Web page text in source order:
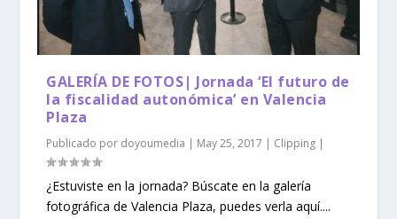
GALERÍA DE FOTOS| Jornada ‘El futuro de
la fiscalidad autonómica’ en Valencia
Plaza
Publicado por doyoumedia | May 25, 2017 | Clipping |
¿Estuviste en la jornada? Búscate en la galería
fotográfica de Valencia Plaza, puedes verla aquí....